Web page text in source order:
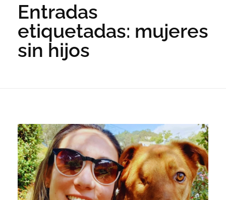
Entradas
etiquetadas: mujeres
sin hijos